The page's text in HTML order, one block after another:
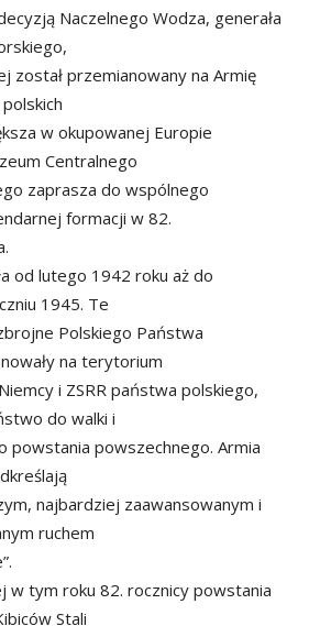
Naczelnego Wodza, generała
został przemianowany na Armię
w okupowanej Europie
Centralnego
zaprasza do wspólnego
formacji w 82.
od lutego 1942 roku aż do
1945. Te
Polskiego Państwa
na terytorium
i ZSRR państwa polskiego,
do walki i
powstania powszechnego. Armia
najbardziej zaawansowanym i
ruchem
w tym roku 82. rocznicy powstania
Stali